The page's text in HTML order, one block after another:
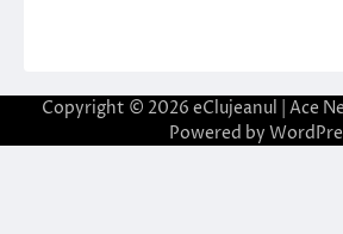
Copyright © 2026 eClujeanul | Ace
Powered by